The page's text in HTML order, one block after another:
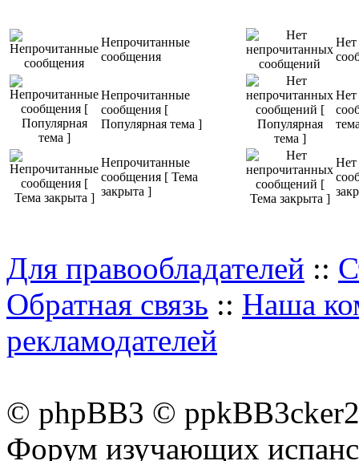
Непрочитанные
сообщения
Нет
Непрочитанные
сообщения [
Популярная тема ]
Нет
Непрочитанные
сообщения [ Тема
закрыта ]
Нет
Для правообладателей ::
Обратная связь :: Наша
рекламодателей
© phpBB3 ©
Форум изучающих